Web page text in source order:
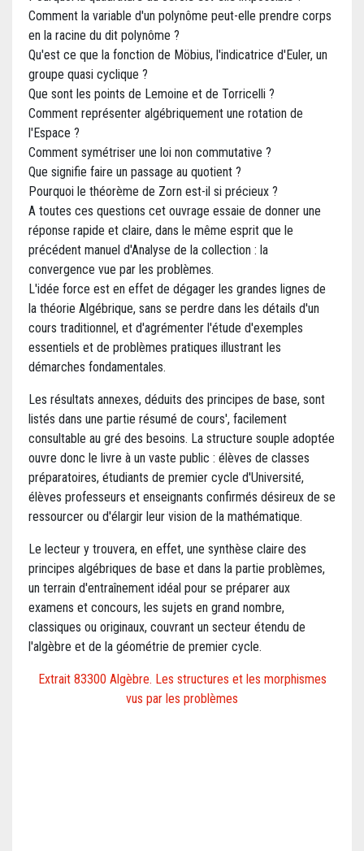
Comment la variable d'un polynôme peut-elle prendre corps
en la racine du dit polynôme ?
Qu'est ce que la fonction de Möbius, l'indicatrice d'Euler, un
groupe quasi cyclique ?
Que sont les points de Lemoine et de Torricelli ?
Comment représenter algébriquement une rotation de
l'Espace ?
Comment symétriser une loi non commutative ?
Que signifie faire un passage au quotient ?
Pourquoi le théorème de Zorn est-il si précieux ?
A toutes ces questions cet ouvrage essaie de donner une
réponse rapide et claire, dans le même esprit que le
précédent manuel d'Analyse de la collection : la
convergence vue par les problèmes.
L'idée force est en effet de dégager les grandes lignes de
la théorie Algébrique, sans se perdre dans les détails d'un
cours traditionnel, et d'agrémenter l'étude d'exemples
essentiels et de problèmes pratiques illustrant les
démarches fondamentales.
Les résultats annexes, déduits des principes de base, sont
listés dans une partie résumé de cours', facilement
consultable au gré des besoins. La structure souple adoptée
ouvre donc le livre à un vaste public : élèves de classes
préparatoires, étudiants de premier cycle d'Université,
élèves professeurs et enseignants confirmés désireux de se
ressourcer ou d'élargir leur vision de la mathématique.
Le lecteur y trouvera, en effet, une synthèse claire des
principes algébriques de base et dans la partie problèmes,
un terrain d'entraînement idéal pour se préparer aux
examens et concours, les sujets en grand nombre,
classiques ou originaux, couvrant un secteur étendu de
l'algèbre et de la géométrie de premier cycle.
Extrait 83300 Algèbre. Les structures et les morphismes
vus par les problèmes